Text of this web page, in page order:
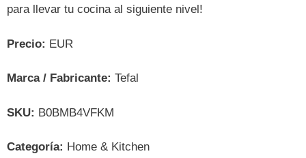
para llevar tu cocina al siguiente nivel!
Precio: EUR
Marca / Fabricante: Tefal
SKU: B0BMB4VFKM
Categoría: Home & Kitchen